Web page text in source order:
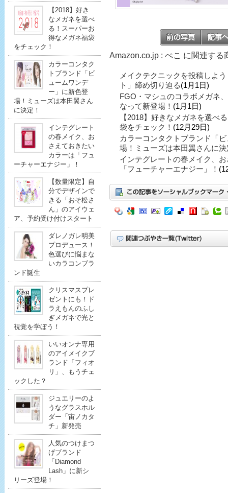
【2018】好き
なメガネを選べ
る！スーパーお
得なメガネ福袋
をチェック！
カラーコンタク
トブランド「ビ
ュームワンデ
ー」に新色登
場！ミューズは本田翼さん
に決定！
インテグレート
の春メイク、お
さえておきたい
カラーは「フュ
ーチャーエナジー」！
【数量限定】自
分でデザインで
きる「おそ松さ
ん」のアイウェ
ア、予約受け付けスタート
ダレノガレ明美
プロデュース！
色選びに悩まな
いカラコンブラ
ンド誕生
クリスマスプレ
ゼントにも！ド
ラえもんのふし
ぎメガネで光と
視覚を学ぼう！
いいオンナ専用
のアイメイクブ
ランド「フィオ
リ」、もうチェ
ックした？
ジュエリーのよ
うなグラスホル
ダー「宙ノカタ
チ」新発売
人気のつけまつ
げブランド
「Diamond
Lash」に新シ
リーズ登場！
Amazon.co.jp : ぺこ に関連する
メイクテクニックを投稿しよ
ト」締め切り迫る(1月1日)
FGO・マシュのコラボメガネ
なって新登場！ (1月1日)
【2018】好きなメガネを選べ
袋をチェック！ (12月29日)
カラーコンタクトブランド「
場！ミューズは本田翼さんに決
インテグレートの春メイク、
「フューチャーエナジー」！